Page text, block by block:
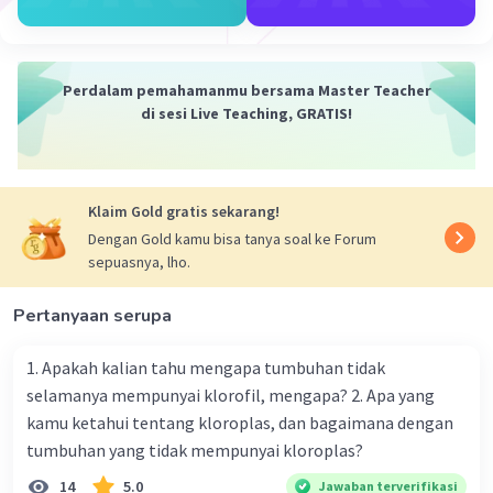
menawarkan investasi dan layanan keuangan lainnya
Secara keseluruhan, agregator memainkan peran
penting dalam ekonomi modern dengan memfasilitasi
transaksi, meningkatkan pilihan, dan menciptakan
untuk mempertimbangkan potensi dampak negatif
Beri Rating·5.0
Iklan
05 Juni 2024 00:39
Aggregator adalah sebuahpengepul yang
mengumpulkan beragam pihak hingga sistem
yang nantinya dapat digunakan sebagai
Perdalam pemahamanmu bersama Master Teacher
di sesi Live Teaching, GRATIS!
Klaim Gold gratis sekarang!
Dengan Gold kamu bisa tanya soal ke Forum
sepuasnya, lho.
Pertanyaan serupa
1. Apakah kalian tahu mengapa tumbuhan tidak
selamanya mempunyai klorofil, mengapa? 2. Apa yang
kamu ketahui tentang kloroplas, dan bagaimana dengan
tumbuhan yang tidak mempunyai kloroplas?
14 5.0 Jawaban terverifikasi